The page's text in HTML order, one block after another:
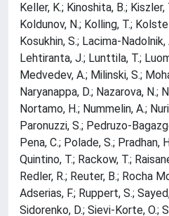
Keller, K.; Kinoshita, B.;
Koldunov, N.; Kolling, T.;
Kosukhin, S.; Lacima-
Lehtiranta, J.; Lunttila, T.;
Medvedev, A.; Milinski, S.;
Naryanappa, D.; Nazarova, N.;
Nortamo, H.; Nummelin, A.;
Paronuzzi, S.; Pedruzo-
Pena, C.; Polade, S.; Pradhan,
Quintino, T.; Rackow, T.;
Redler, R.; Reuter, B.; Rocha
Adserias, F.; Ruppert, S.;
Sidorenko, D.; Sievi-Korte, O.;